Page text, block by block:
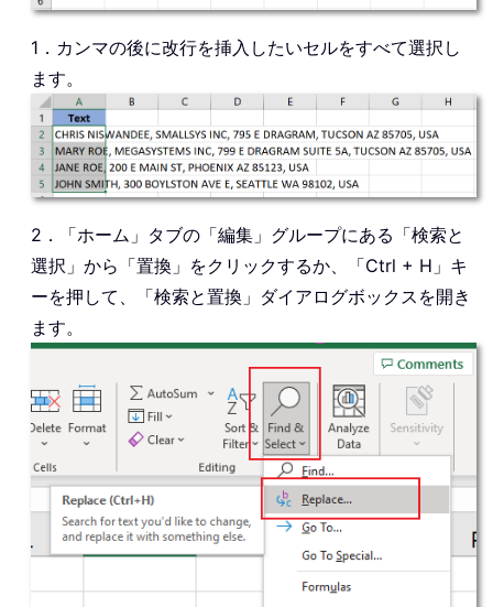
1．カンマの後に改行を挿入したいセルをすべて選択し
ます。
2．「ホーム」タブの「編集」グループにある「検索と
選択」から「置換」をクリックするか、「Ctrl + H」キ
ーを押して、「検索と置換」ダイアログボックスを開き
ます。